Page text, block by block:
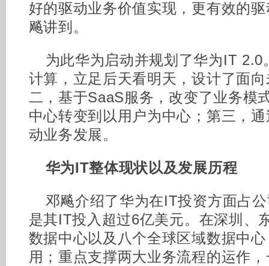
好的驱动业务价值实现，更有效的
飚讲到。
为此华为启动并规划了华为IT 2.0
计算，立足后天看明天，设计了面
二，基于SaaS服务，改变了业务模
中心转变到以用户为中心；第三，
动业务发展。
华为IT整体现状以及发展历程
邓飚介绍了华为在IT投资方面占
是其IT投入超过6亿美元。在深圳、
数据中心以及八个全球区域数据中
用；重点支撑两大业务流程的运作